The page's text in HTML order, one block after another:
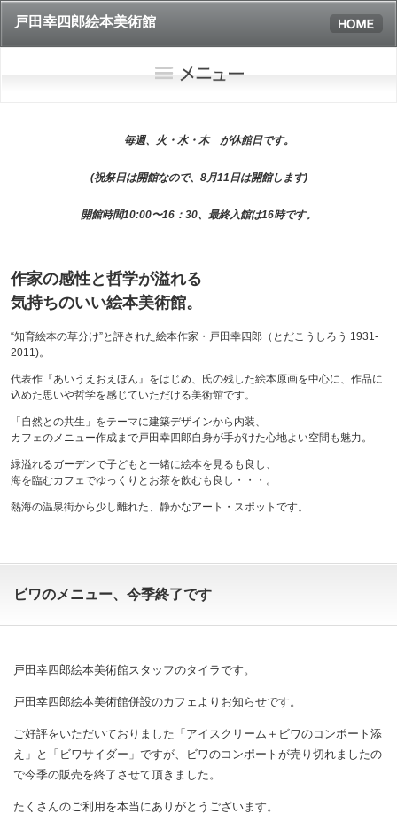
戸田幸四郎絵本美術館
毎週、火・水・木 が休館日です。
(祝祭日は開館なので、8月11日は開館します)
開館時間10:00〜16：30、最終入館は16時です。
作家の感性と哲学が溢れる
気持ちのいい絵本美術館。
“知育絵本の草分け”と評された絵本作家・戸田幸四郎（とだこうしろう 1931-
2011)。
代表作『あいうえおえほん』をはじめ、氏の残した絵本原画を中心に、作品に
込めた思いや哲学を感じていただける美術館です。
「自然との共生」をテーマに建築デザインから内装、
カフェのメニュー作成まで戸田幸四郎自身が手がけた心地よい空間も魅力。
緑溢れるガーデンで子どもと一緒に絵本を見るも良し、
海を臨むカフェでゆっくりとお茶を飲むも良し・・・。
熱海の温泉街から少し離れた、静かなアート・スポットです。
ビワのメニュー、今季終了です
戸田幸四郎絵本美術館スタッフのタイラです。
戸田幸四郎絵本美術館併設のカフェよりお知らせです。
ご好評をいただいておりました「アイスクリーム＋ビワのコンポート添
え」と「ビワサイダー」ですが、ビワのコンポートが売り切れましたの
で今季の販売を終了させて頂きました。
たくさんのご利用を本当にありがとうございます。